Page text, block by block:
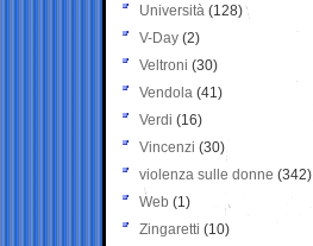
Università (128)
V-Day (2)
Veltroni (30)
Vendola (41)
Verdi (16)
Vincenzi (30)
violenza sulle donne (342)
Web (1)
Zingaretti (10)